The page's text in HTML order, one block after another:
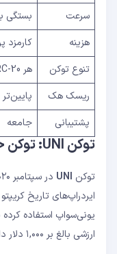
سرعت
بستگی
هزینه
کارمزد
تنوع توکن
هر ERC-20
ریسک هک
پایین‌تر
پشتیبانی
جامعه
توکن UNI: توکن حاکمیتی یونی‌سواپ
توکن UNI
ارزشی بالغ بر ۱,۰۰۰ دلار داشت.